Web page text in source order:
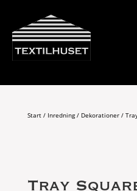
Start/ Inredning/ Dekorationer/
Tray